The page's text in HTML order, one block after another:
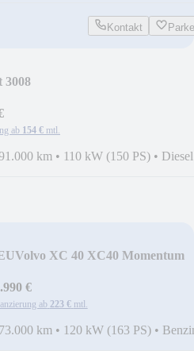
Kontakt
3008
ab 154 € mtl.
km • 110 kW (150 PS) • Diesel
Volvo XC 40 XC40 Momentum
€
ab 223 € mtl.
73.000 km • 120 kW (163 PS) •